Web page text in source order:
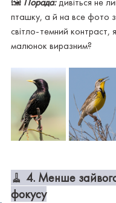
пташку, а й на все фото
світло-темний контраст,
малюнок виразним?
🧹 4. Менше
фокусу